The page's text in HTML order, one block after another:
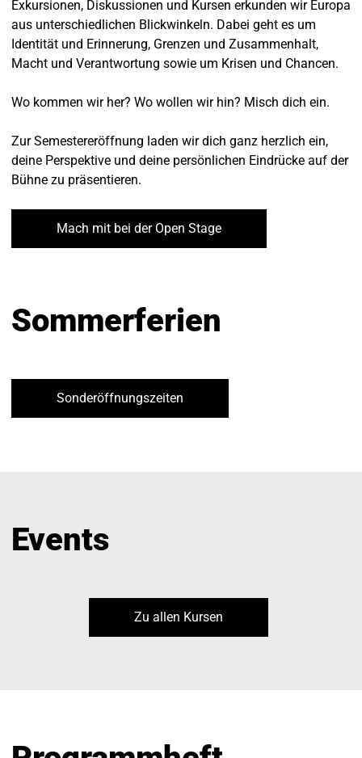
Exkursionen, Diskussionen und Kursen erkunden wir Europa
aus unterschiedlichen Blickwinkeln. Dabei geht es um
Identität und Erinnerung, Grenzen und Zusammenhalt,
Macht und Verantwortung sowie um Krisen und Chancen.
Wo kommen wir her? Wo wollen wir hin? Misch dich ein.
Zur Semestereröffnung laden wir dich ganz herzlich ein,
deine Perspektive und deine persönlichen Eindrücke auf der
Bühne zu präsentieren.
Mach mit bei der Open Stage
Sommerferien
Sonderöffnungszeiten
Events
Zu allen Kursen